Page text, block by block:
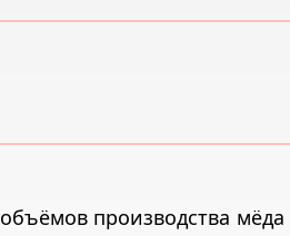
производства